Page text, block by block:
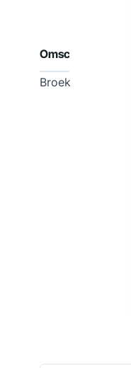
Omschrijving
Broek